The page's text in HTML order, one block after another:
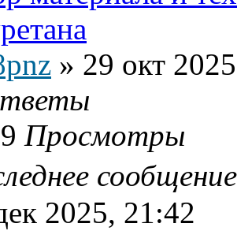
» 29 окт
Просмотры
2025, 21:42